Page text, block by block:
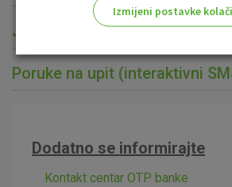
Jutarnje stanje
Poruke na upit (interaktivni
Dodatno se informirajte
Kontakt centar OTP banke
Izmijeni postavke
Analitički
Marketinški kolačići